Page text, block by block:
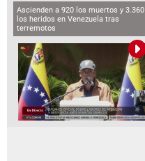
Ascienden a 920 los muertos y 3.360
los heridos en Venezuela tras
terremotos